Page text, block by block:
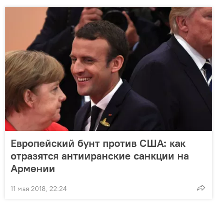
Европейский бунт против США: как
отразятся антииранские санкции на
Армении
11 мая 2018, 22:24